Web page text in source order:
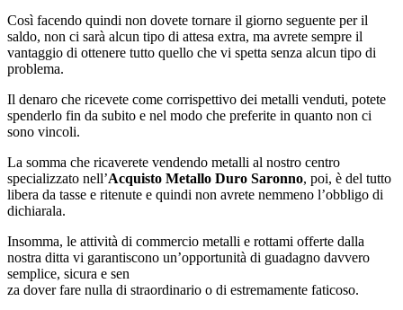
Così facendo quindi non dovete tornare il giorno seguente per il
saldo, non ci sarà alcun tipo di attesa extra, ma avrete sempre il
vantaggio di ottenere tutto quello che vi spetta senza alcun tipo di
problema.
Il denaro che ricevete come corrispettivo dei metalli venduti, potete
spenderlo fin da subito e nel modo che preferite in quanto non ci
sono vincoli.
La somma che ricaverete vendendo metalli al nostro centro
specializzato nell’Acquisto Metallo Duro Saronno, poi, è del tutto
libera da tasse e ritenute e quindi non avrete nemmeno l’obbligo di
dichiarala.
Insomma, le attività di commercio metalli e rottami offerte dalla
nostra ditta vi garantiscono un’opportunità di guadagno davvero
semplice, sicura e sen
za dover fare nulla di straordinario o di estremamente faticoso.